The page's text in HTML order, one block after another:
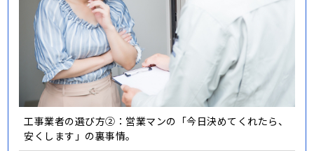
工事業者の選び方②：営業マンの「今日決めてくれたら、
安くします」の裏事情。